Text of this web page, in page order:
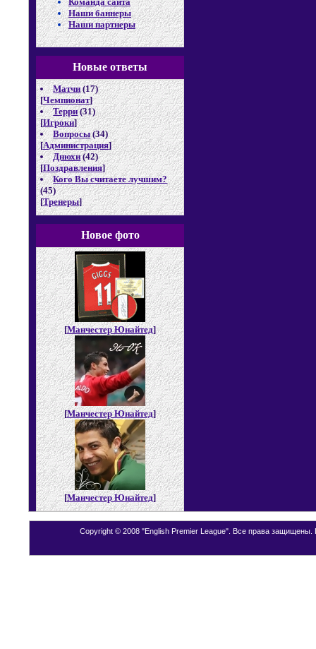
Наши баннеры
Наши партнеры
Новые ответы
Матчи (17)
[Чемпионат]
Терри (31)
[Игроки]
Вопросы (34)
[Администрация]
Днюхи (42)
[Поздравления]
Кого Вы считаете лучшим?
(45)
[Тренеры]
Новое фото
[Манчестер Юнайтед]
[Манчестер Юнайтед]
[Манчестер Юнайтед]
Copyright © 2008 "English Premier League". Все права защищены.